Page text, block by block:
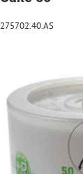
275702.40.AS